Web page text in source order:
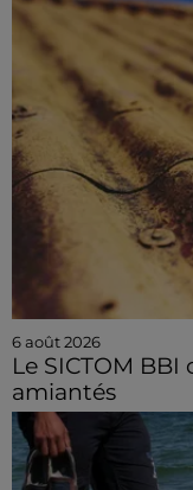
6 août 2026
Le SICTOM
amiantés